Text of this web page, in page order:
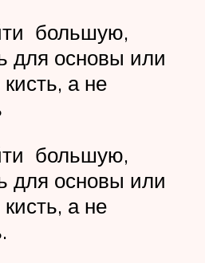
большую,
для основы или
а не
большую,
для основы или
а не